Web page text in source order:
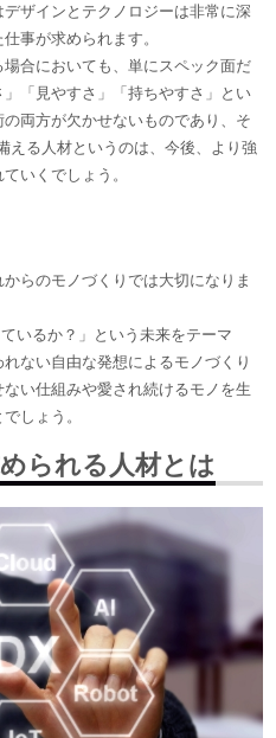
ザインとテクノロジーは非常に深
事が求められます。
合においても、単にスペック面だ
「見やすさ」「持ちやすさ」とい
両方が欠かせないものであり、そ
える人材というのは、今後、より強
いくでしょう。
らのモノづくりでは大切になりま
いるか？」という未来をテーマ
ない自由な発想によるモノづくり
い仕組みや愛され続けるモノを生
しょう。
られる人材とは